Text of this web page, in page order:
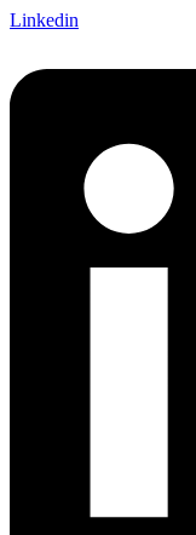
Linkedin